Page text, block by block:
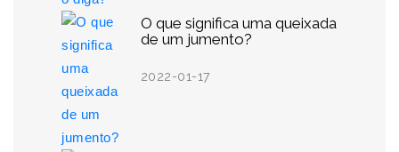
O que significa uma queixada
de um jumento?
2022-01-17